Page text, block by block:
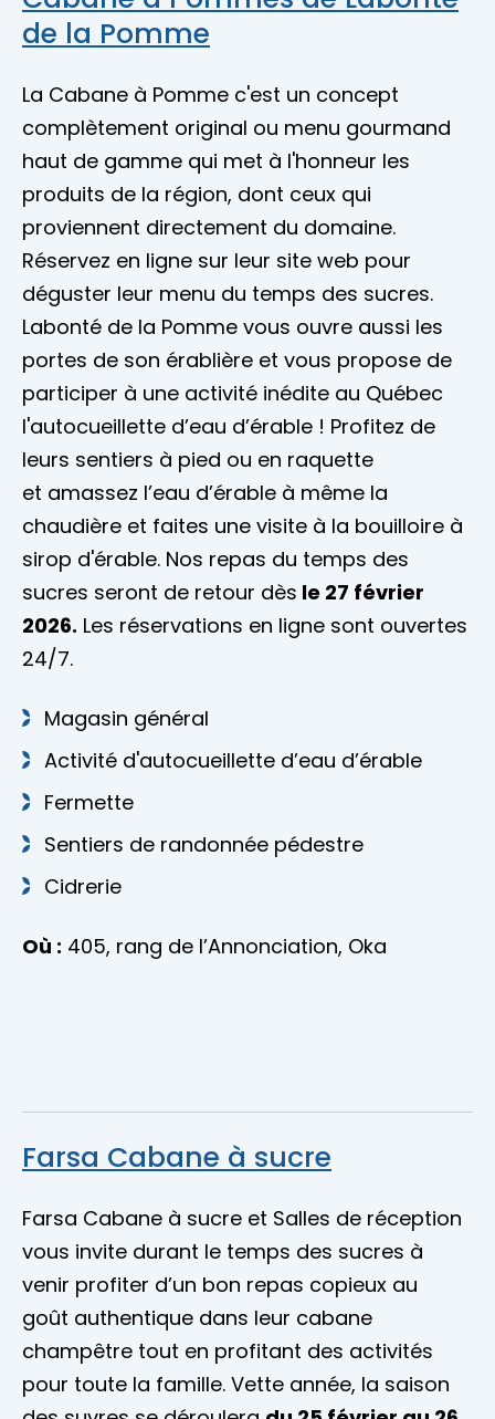
de la Pomme
La Cabane à Pomme c'est un concept
complètement original ou menu gourmand
haut de gamme qui met à l'honneur les
produits de la région, dont ceux qui
proviennent directement du domaine.
Réservez en ligne sur leur site web pour
déguster leur menu du temps des sucres.
Labonté de la Pomme vous ouvre aussi les
portes de son érablière et vous propose de
participer à une activité inédite au Québec
l'autocueillette d’eau d’érable ! Profitez de
leurs sentiers à pied ou en raquette
et amassez l’eau d’érable à même la
chaudière et faites une visite à la bouilloire à
sirop d'érable. Nos repas du temps des
sucres seront de retour dès le 27 février
2026. Les réservations en ligne sont ouvertes
24/7.
Magasin général
Activité d'autocueillette d’eau d’érable
Fermette
Sentiers de randonnée pédestre
Cidrerie
Où : 405, rang de l’Annonciation, Oka
Farsa Cabane à sucre
Farsa Cabane à sucre et Salles de réception
vous invite durant le temps des sucres à
venir profiter d’un bon repas copieux au
goût authentique dans leur cabane
champêtre tout en profitant des activités
pour toute la famille. Vette année, la saison